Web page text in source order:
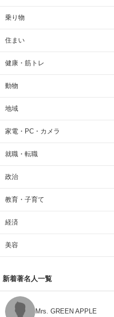
乗り物
住まい
健康・筋トレ
動物
地域
家電・PC・カメラ
就職・転職
政治
教育・子育て
経済
美容
新着著名人一覧
Mrs. GREEN APPLE